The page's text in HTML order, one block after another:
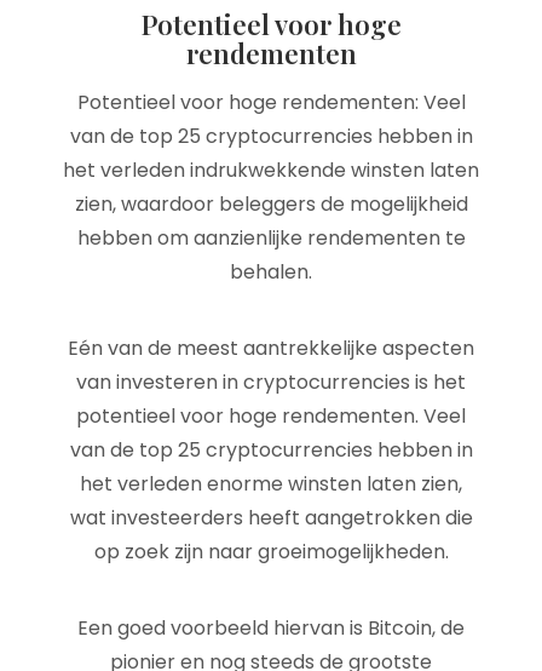
Potentieel voor hoge
rendementen
Potentieel voor hoge rendementen: Veel
van de top 25 cryptocurrencies hebben in
het verleden indrukwekkende winsten laten
zien, waardoor beleggers de mogelijkheid
hebben om aanzienlijke rendementen te
behalen.
Eén van de meest aantrekkelijke aspecten
van investeren in cryptocurrencies is het
potentieel voor hoge rendementen. Veel
van de top 25 cryptocurrencies hebben in
het verleden enorme winsten laten zien,
wat investeerders heeft aangetrokken die
op zoek zijn naar groeimogelijkheden.
Een goed voorbeeld hiervan is Bitcoin, de
pionier en nog steeds de grootste